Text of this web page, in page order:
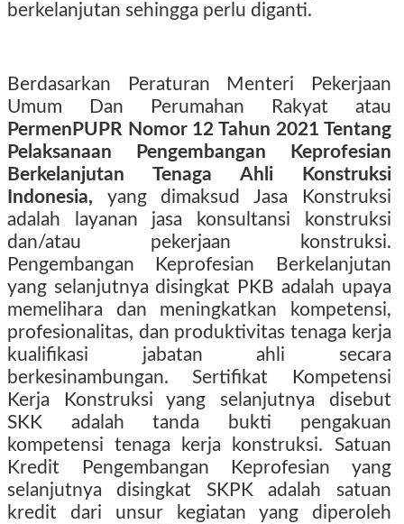
berkelanjutan sehingga perlu diganti.
Berdasarkan Peraturan Menteri Pekerjaan
Umum Dan Perumahan Rakyat atau
PermenPUPR Nomor 12 Tahun 2021 Tentang
Pelaksanaan Pengembangan Keprofesian
Berkelanjutan Tenaga Ahli Konstruksi
Indonesia, yang dimaksud Jasa Konstruksi
adalah layanan jasa konsultansi konstruksi
dan/atau pekerjaan konstruksi.
Pengembangan Keprofesian Berkelanjutan
yang selanjutnya disingkat PKB adalah upaya
memelihara dan meningkatkan kompetensi,
profesionalitas, dan produktivitas tenaga kerja
kualifikasi jabatan ahli secara
berkesinambungan. Sertifikat Kompetensi
Kerja Konstruksi yang selanjutnya disebut
SKK adalah tanda bukti pengakuan
kompetensi tenaga kerja konstruksi. Satuan
Kredit Pengembangan Keprofesian yang
selanjutnya disingkat SKPK adalah satuan
kredit dari unsur kegiatan yang diperoleh